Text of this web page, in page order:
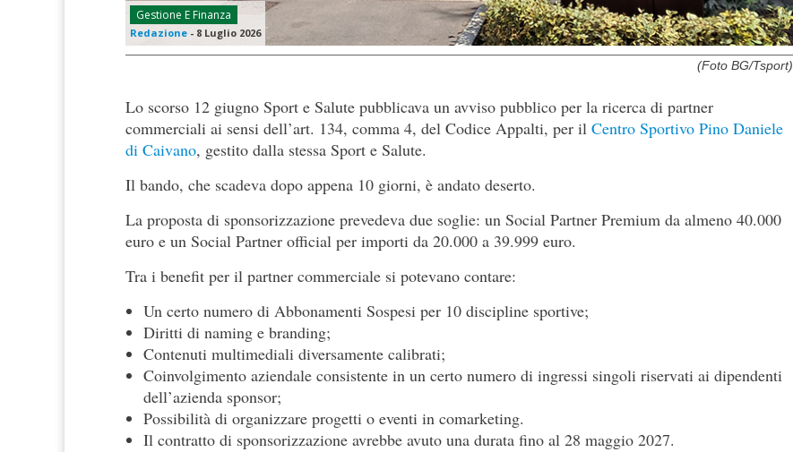
Gestione E Finanza
Redazione - 8 Luglio 2026
(Foto BG/Tsport)
Lo scorso 12 giugno Sport e Salute pubblicava un avviso pubblico per la ricerca di partner
commerciali ai sensi dell’art. 134, comma 4, del Codice Appalti, per il Centro Sportivo Pino Daniele
di Caivano, gestito dalla stessa Sport e Salute.
Il bando, che scadeva dopo appena 10 giorni, è andato deserto.
La proposta di sponsorizzazione prevedeva due soglie: un Social Partner Premium da almeno 40.000
euro e un Social Partner official per importi da 20.000 a 39.999 euro.
Tra i benefit per il partner commerciale si potevano contare:
Un certo numero di Abbonamenti Sospesi per 10 discipline sportive;
Diritti di naming e branding;
Contenuti multimediali diversamente calibrati;
Coinvolgimento aziendale consistente in un certo numero di ingressi singoli riservati ai dipendenti
dell’azienda sponsor;
Possibilità di organizzare progetti o eventi in comarketing.
Il contratto di sponsorizzazione avrebbe avuto una durata fino al 28 maggio 2027.